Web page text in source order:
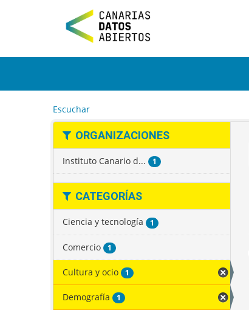
t
Escuchar
ORGANIZACIONES
Instituto Canario d... 1
CATEGORÍAS
Ciencia y tecnología 1
Comercio 1
Cultura y ocio 1
Demografía 1